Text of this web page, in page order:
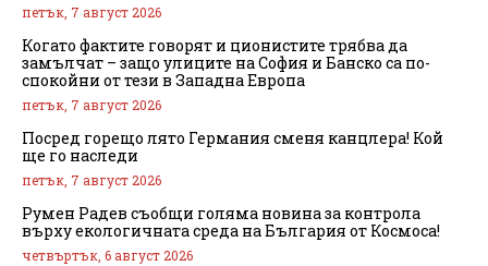
петък, 7 август 2026
Когато фактите говорят и ционистите трябва да
замълчат – защо улиците на София и Банско са по-
спокойни от тези в Западна Европа
петък, 7 август 2026
Посред горещо лято Германия сменя канцлера! Кой
ще го наследи
петък, 7 август 2026
Румен Радев съобщи голяма новина за контрола
върху екологичната среда на България от Космоса!
четвъртък, 6 август 2026